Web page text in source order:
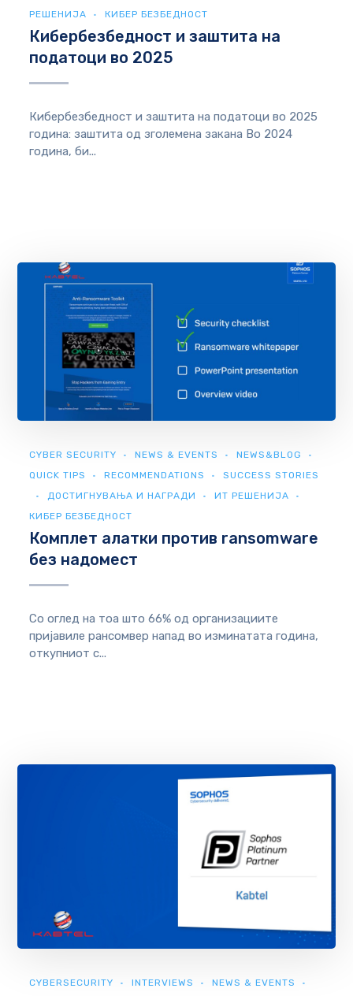
РЕШЕНИЈА
КИБЕР БЕЗБЕДНОСТ
Кибербезбедност и заштита на
податоци во 2025
Кибербезбедност и заштита на податоци во 2025
година: заштита од зголемена закана Во 2024
година, би...
CYBER SECURITY NEWS & EVENTS
NEWS&BLOG
QUICK TIPS
RECOMMENDATIONS
SUCCESS STORIES
ДОСТИГНУВАЊА И НАГРАДИ
ИТ РЕШЕНИЈА
КИБЕР БЕЗБЕДНОСТ
Комплет алатки против ransomware
без надомест
Со оглед на тоа што 66% од организациите
пријавиле рансомвер напад во изминатата година,
откупниот с...
CYBERSECURITY INTERVIEWS
NEWS & EVENTS